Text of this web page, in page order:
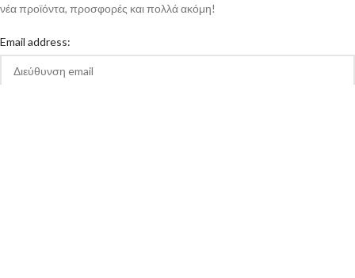
νέα προϊόντα, προσφορές και πολλά ακόμη!
Email address: